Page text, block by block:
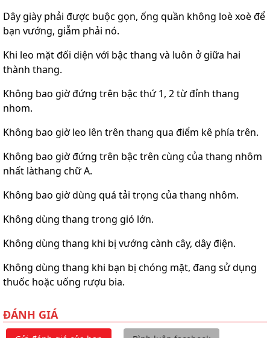
Dây giày phải được buộc gọn, ống quần không loè xoè để
bạn vướng, giẫm phải nó.
Khi leo mặt đối diện với bậc thang và luôn ở giữa hai
thành thang.
Không bao giờ đứng trên bậc thứ 1, 2 từ đỉnh thang
nhom.
Không bao giờ leo lên trên thang qua điểm kê phía trên.
Không bao giờ đứng trên bậc trên cùng của thang nhôm
nhất làthang chữ A.
Không bao giờ dùng quá tải trọng của thang nhôm.
Không dùng thang trong gió lớn.
Không dùng thang khi bị vướng cành cây, dây điện.
Không dùng thang khi bạn bị chóng mặt, đang sử dụng
thuốc hoặc uống rượu bia.
ĐÁNH GIÁ